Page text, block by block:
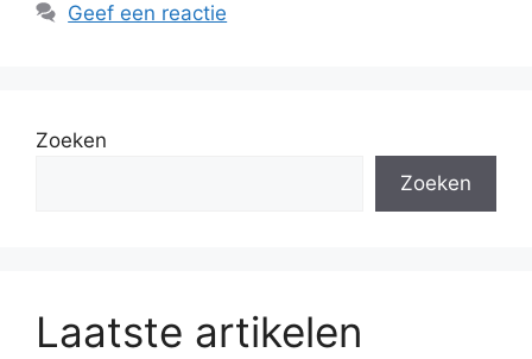
Geef een reactie
Zoeken
Zoeken
Laatste artikelen